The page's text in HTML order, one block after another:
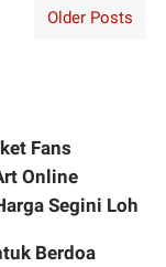
Older Posts
Fans
Online
Segini Loh
Berdoa